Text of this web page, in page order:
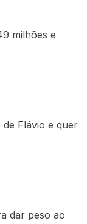
milhões e
Flávio e quer
dar peso ao